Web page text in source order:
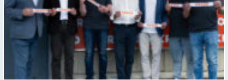
KRASO stiprina klātbūtni Latvijas reģionos un atklāj jaunu veikalu
Valmierā
Redakcija iesaka